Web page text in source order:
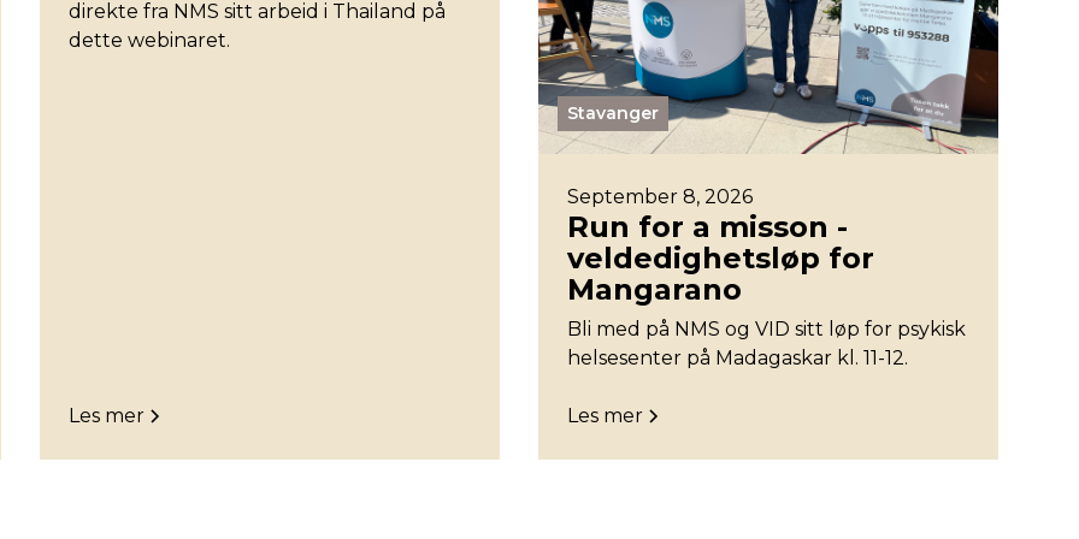
direkte fra NMS sitt arbeid i Thailand på
dette webinaret.
Les mer
Stavanger
September 8, 2026
Run for a misson -
veldedighetsløp for
Mangarano
Bli med på NMS og VID sitt løp for psykisk
helsesenter på Madagaskar kl. 11-12.
Les mer